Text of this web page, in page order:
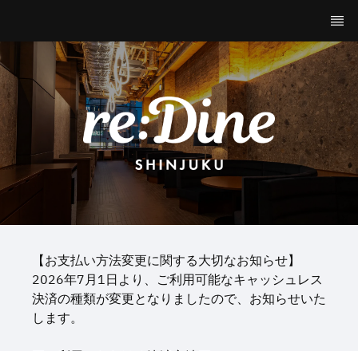
【お支払い方法変更に関する大切なお知らせ】
2026年7月1日より、ご利用可能なキャッシュレス
決済の種類が変更となりましたので、お知らせいた
します。